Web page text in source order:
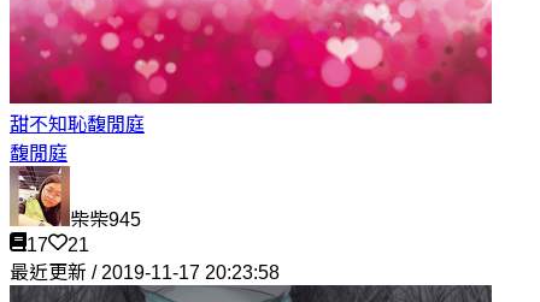
甜不知恥馥閒庭
馥閒庭
柴柴945
17
21
最近更新 / 2019-11-17 20:23:58